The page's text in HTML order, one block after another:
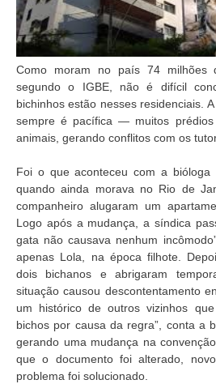
Como moram no país 74 milhões
segundo o IGBE, não é difícil
bichinhos estão nesses residenciais.
sempre é pacífica — muitos
animais, gerando conflitos com os
Foi o que aconteceu com a bióloga
quando ainda morava no Rio de
companheiro alugaram um
Logo após a mudança, a síndica
gata não causava nenhum
apenas Lola, na época filhote.
dois bichanos e abrigaram
situação causou descontentamento
um histórico de outros vizinhos
bichos por causa da regra”, conta a
gerando uma mudança na
que o documento foi alterado,
problema foi solucionado.